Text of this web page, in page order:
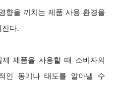
향을 끼치는 제품 사용 환경을
진다.
제품을 사용할 때 소비자의
인 동기나 태도를 알아낼 수